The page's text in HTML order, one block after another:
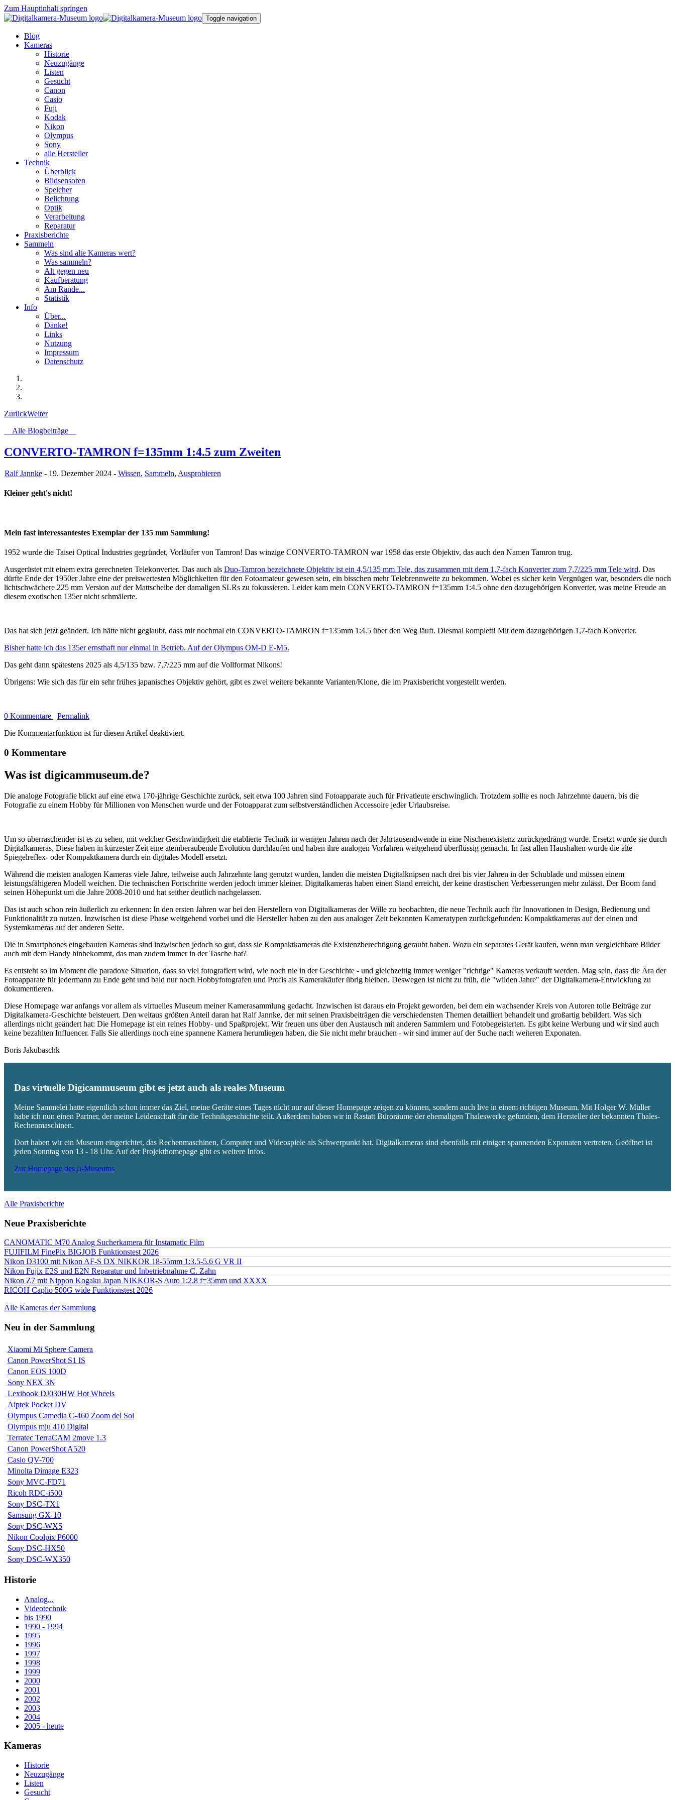
Zum Hauptinhalt springen
Toggle navigation
Blog
Kameras
Historie
Neuzugänge
Listen
Gesucht
Canon
Casio
Fuji
Kodak
Nikon
Olympus
Sony
alle Hersteller
Technik
Überblick
Bildsensoren
Speicher
Belichtung
Optik
Verarbeitung
Reparatur
Praxisberichte
Sammeln
Was sind alte Kameras wert?
Was sammeln?
Alt gegen neu
Kaufberatung
Am Rande...
Statistik
Info
Über...
Danke!
Links
Nutzung
Impressum
Datenschutz
ZurückWeiter
Alle Blogbeiträge
CONVERTO-TAMRON f=135mm 1:4.5 zum Zweiten
Ralf Jannke - 19. Dezember 2024 - Wissen, Sammeln, Ausprobieren
Kleiner geht's nicht!
Mein fast interessantestes Exemplar der 135 mm Sammlung!
1952 wurde die Taisei Optical Industries gegründet, Vorläufer von Tamron! Das winzige CONVERTO-TAMRON war 1958 das erste Objektiv, das auch den Namen Tamron trug.
Ausgerüstet mit einem extra gerechneten Telekonverter. Das auch als Duo-Tamron bezeichnete Objektiv ist ein 4,5/135 mm Tele, das zusammen mit dem 1,7-fach Konverter zum 7,7/225 mm Tele wird. Das
dürfte Ende der 1950er Jahre eine der preiswertesten Möglichkeiten für den Fotoamateur gewesen sein, ein bisschen mehr Telebrennweite zu bekommen. Wobei es sicher kein Vergnügen war, besonders die noch
lichtschwächere 225 mm Version auf der Mattscheibe der damaligen SLRs zu fokussieren. Leider kam mein CONVERTO-TAMRON f=135mm 1:4.5 ohne den dazugehörigen Konverter, was meine Freude an
diesem exotischen 135er nicht schmälerte.
Das hat sich jetzt geändert. Ich hätte nicht geglaubt, dass mir nochmal ein CONVERTO-TAMRON f=135mm 1:4.5 über den Weg läuft. Diesmal komplett! Mit dem dazugehörigen 1,7-fach Konverter.
Bisher hatte ich das 135er ernsthaft nur einmal in Betrieb. Auf der Olympus OM-D E-M5.
Das geht dann spätestens 2025 als 4,5/135 bzw. 7,7/225 mm auf die Vollformat Nikons!
Übrigens: Wie sich das für ein sehr frühes japanisches Objektiv gehört, gibt es zwei weitere bekannte Varianten/Klone, die im Praxisbericht vorgestellt werden.
0 Kommentare
Permalink
Die Kommentarfunktion ist für diesen Artikel deaktiviert.
0 Kommentare
Was ist digicammuseum.de?
Die analoge Fotografie blickt auf eine etwa 170-jährige Geschichte zurück, seit etwa 100 Jahren sind Fotoapparate auch für Privatleute erschwinglich. Trotzdem sollte es noch Jahrzehnte dauern, bis die
Fotografie zu einem Hobby für Millionen von Menschen wurde und der Fotoapparat zum selbstverständlichen Accessoire jeder Urlaubsreise.
Um so überraschender ist es zu sehen, mit welcher Geschwindigkeit die etablierte Technik in wenigen Jahren nach der Jahrtausendwende in eine Nischenexistenz zurückgedrängt wurde. Ersetzt wurde sie durch
Digitalkameras. Diese haben in kürzester Zeit eine atemberaubende Evolution durchlaufen und haben ihre analogen Vorfahren weitgehend überflüssig gemacht. In fast allen Haushalten wurde die alte
Spiegelreflex- oder Kompaktkamera durch ein digitales Modell ersetzt.
Während die meisten analogen Kameras viele Jahre, teilweise auch Jahrzehnte lang genutzt wurden, landen die meisten Digitalknipsen nach drei bis vier Jahren in der Schublade und müssen einem
leistungsfähigeren Modell weichen. Die technischen Fortschritte werden jedoch immer kleiner. Digitalkameras haben einen Stand erreicht, der keine drastischen Verbesserungen mehr zulässt. Der Boom fand
seinen Höhepunkt um die Jahre 2008-2010 und hat seither deutlich nachgelassen.
Das ist auch schon rein äußerlich zu erkennen: In den ersten Jahren war bei den Herstellern von Digitalkameras der Wille zu beobachten, die neue Technik auch für Innovationen in Design, Bedienung und
Funktionalität zu nutzen. Inzwischen ist diese Phase weitgehend vorbei und die Hersteller haben zu den aus analoger Zeit bekannten Kameratypen zurückgefunden: Kompaktkameras auf der einen und
Systemkameras auf der anderen Seite.
Die in Smartphones eingebauten Kameras sind inzwischen jedoch so gut, dass sie Kompaktkameras die Existenzberechtigung geraubt haben. Wozu ein separates Gerät kaufen, wenn man vergleichbare Bilder
auch mit dem Handy hinbekommt, das man zudem immer in der Tasche hat?
Es entsteht so im Moment die paradoxe Situation, dass so viel fotografiert wird, wie noch nie in der Geschichte - und gleichzeitig immer weniger "richtige" Kameras verkauft werden. Mag sein, dass die Ära der
Fotoapparate für jedermann zu Ende geht und bald nur noch Hobbyfotografen und Profis als Kamerakäufer übrig bleiben. Deswegen ist nicht zu früh, die "wilden Jahre" der Digitalkamera-Entwicklung zu
dokumentieren.
Diese Homepage war anfangs vor allem als virtuelles Museum meiner Kamerasammlung gedacht. Inzwischen ist daraus ein Projekt geworden, bei dem ein wachsender Kreis von Autoren tolle Beiträge zur
Digitalkamera-Geschichte beisteuert. Den weitaus größten Anteil daran hat Ralf Jannke, der mit seinen Praxisbeiträgen die verschiedensten Themen detailliert behandelt und großartig bebildert. Was sich
allerdings nicht geändert hat: Die Homepage ist ein reines Hobby- und Spaßprojekt. Wir freuen uns über den Austausch mit anderen Sammlern und Fotobegeisterten. Es gibt keine Werbung und wir sind auch
keine bezahlten Influencer. Falls Sie allerdings noch eine spannene Kamera herumliegen haben, die Sie nicht mehr brauchen - wir sind immer auf der Suche nach weiteren Exponaten.
Boris Jakubaschk
Das virtuelle Digicammuseum gibt es jetzt auch als reales Museum
Meine Sammelei hatte eigentlich schon immer das Ziel, meine Geräte eines Tages nicht nur auf dieser Homepage zeigen zu können, sondern auch live in einem richtigen Museum. Mit Holger W. Müller
habe ich nun einen Partner, der meine Leidenschaft für die Technikgeschichte teilt. Außerdem haben wir in Rastatt Büroräume der ehemaligen Thaleswerke gefunden, dem Hersteller der bekannten Thales-
Rechenmaschinen.
Dort haben wir ein Museum eingerichtet, das Rechenmaschinen, Computer und Videospiele als Schwerpunkt hat. Digitalkameras sind ebenfalls mit einigen spannenden Exponaten vertreten. Geöffnet ist
jeden Sonntag von 13 - 18 Uhr. Auf der Projekthomepage gibt es weitere Infos.
Zur Homepage des µ-Museums
Alle Praxisberichte
Neue Praxisberichte
CANOMATIC M70 Analog Sucherkamera für Instamatic Film
FUJIFILM FinePix BIGJOB Funktionstest 2026
Nikon D3100 mit Nikon AF-S DX NIKKOR 18-55mm 1:3.5-5.6 G VR II
Nikon Fujix E2S und E2N Reparatur und Inbetriebnahme C. Zahn
Nikon Z7 mit Nippon Kogaku Japan NIKKOR-S Auto 1:2.8 f=35mm und XXXX
RICOH Caplio 500G wide Funktionstest 2026
Alle Kameras der Sammlung
Neu in der Sammlung
Xiaomi Mi Sphere Camera
Canon PowerShot S1 IS
Canon EOS 100D
Sony NEX 3N
Lexibook DJ030HW Hot Wheels
Aiptek Pocket DV
Olympus Camedia C-460 Zoom del Sol
Olympus mju 410 Digital
Terratec TerraCAM 2move 1.3
Canon PowerShot A520
Casio QV-700
Minolta Dimage E323
Sony MVC-FD71
Ricoh RDC-i500
Sony DSC-TX1
Samsung GX-10
Sony DSC-WX5
Nikon Coolpix P6000
Sony DSC-HX50
Sony DSC-WX350
Historie
Analog...
Videotechnik
bis 1990
1990 - 1994
1995
1996
1997
1998
1999
2000
2001
2002
2003
2004
2005 - heute
Kameras
Historie
Neuzugänge
Listen
Gesucht